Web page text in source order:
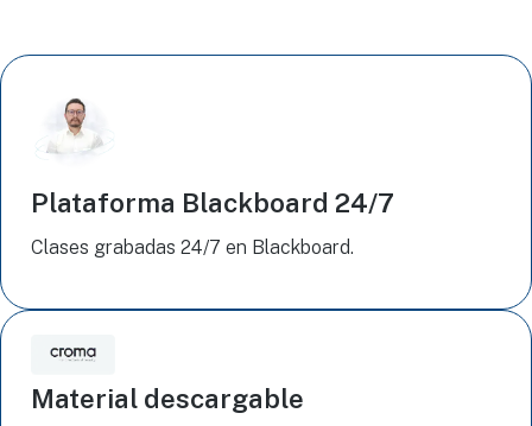
Plataforma Blackboard 24/7
Clases grabadas 24/7 en Blackboard.
Material descargable